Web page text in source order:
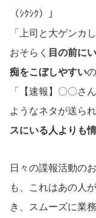
（ｼｸｼｸ）」
「上司と大ゲンカ
おそらく 目の前に
痴をこぼしやすい
「【速報】〇〇さ
ようなネタが送ら
スにいる人よりも
日々の諜報活動の
も、これはあの人
き、スムーズに業